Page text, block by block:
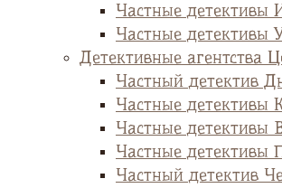
Частные детективы
Частные детективы
Детективные агентства
Частный детектив
Частные детективы
Частные детективы
Частные детективы
Частный детектив